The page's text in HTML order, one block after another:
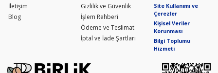
İletişim
Blog
Gizlilik ve Güvenlik
İşlem Rehberi
Ödeme ve Teslimat
İptal ve İade Şartları
Site Kullanımı ve
Çerezler
Kişisel Veriler
Korunması
Bilgi Toplumu
Hizmeti